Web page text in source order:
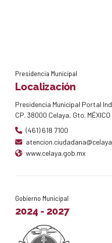
Presidencia Municipal
Localización
Presidencia Municipal Portal
CP. 38000 Celaya, Gto. MÉXICO
(461) 618 7100
www.celaya.gob.mx
Gobierno Municipal
2024 - 2027